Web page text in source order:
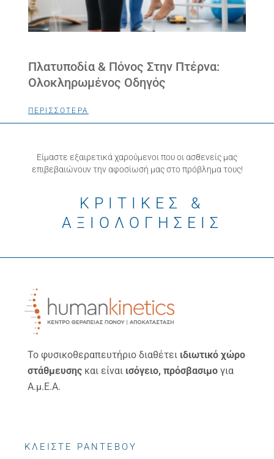
Πλατυποδία & Πόνος Στην Πτέρνα:
Ολοκληρωμένος Οδηγός
ΠΕΡΙΣΣΟΤΕΡΑ
Είμαστε εξαιρετικά χαρούμενοι που οι ασθενείς μας
επιβεβαιώνουν την αφοσίωσή μας στο πρόβλημα τους!
ΚΡΙΤΙΚΕΣ &
ΑΞΙΟΛΟΓΗΣΕΙΣ
Το φυσικοθεραπευτήριο διαθέτει ιδιωτικό χώρο
στάθμευσης και είναι ισόγειο, πρόσβασιμο για
Α.μ.Ε.Α.
ΚΛΕΙΣΤΕ ΡΑΝΤΕΒΟΥ